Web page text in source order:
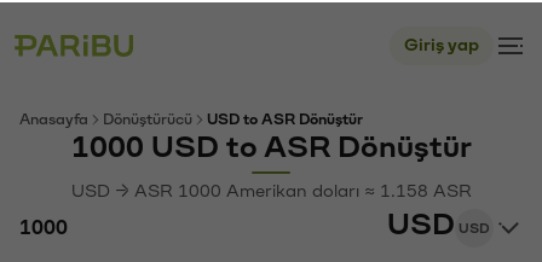
Giriş yap
Anasayfa Dönüştürücü USD to ASR Dönüştür
1000 USD to ASR Dönüştür
USD → ASR 1000 Amerikan doları ≈ 1.158 ASR
USD USD